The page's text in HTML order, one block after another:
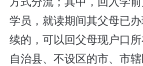
学员，就读期间其父母已
续的，可以回父母现户口所
自治县、不设区的市、市